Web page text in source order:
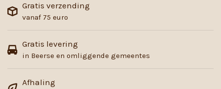
Gratis verzending
vanaf 75 euro
Gratis levering
in Beerse en omliggende gemeentes
Afhaling